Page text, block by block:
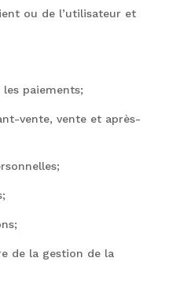
ou de l’utilisateur et
paiements;
vente, vente et après-
de la gestion de la